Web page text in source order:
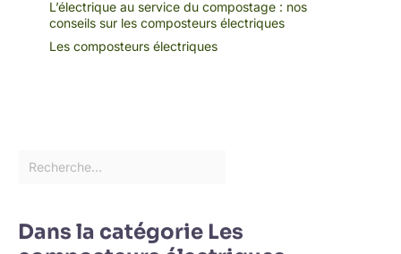
L’électrique au service du compostage : nos
conseils sur les composteurs électriques
Les composteurs électriques
Dans la catégorie Les